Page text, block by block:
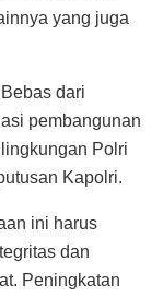
yang juga
dari
pembangunan
Polri
Kapolri.
ini harus
dan
Peningkatan